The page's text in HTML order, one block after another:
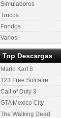
Simuladores
Trucos
Fondos
Varios
Top Descargas
Mario Kart 8
123 Free Solitaire
Call of Duty 3
GTA Mexico City
The Walking Dead